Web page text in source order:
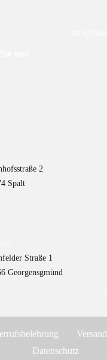
2
Spalt
Straße 1
Georgensgmünd
Versand
Datenschutz